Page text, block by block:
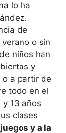
lo ha
de
o sin
niños han
y
o a partir de
todo en el
y 13 años
clases
y a la